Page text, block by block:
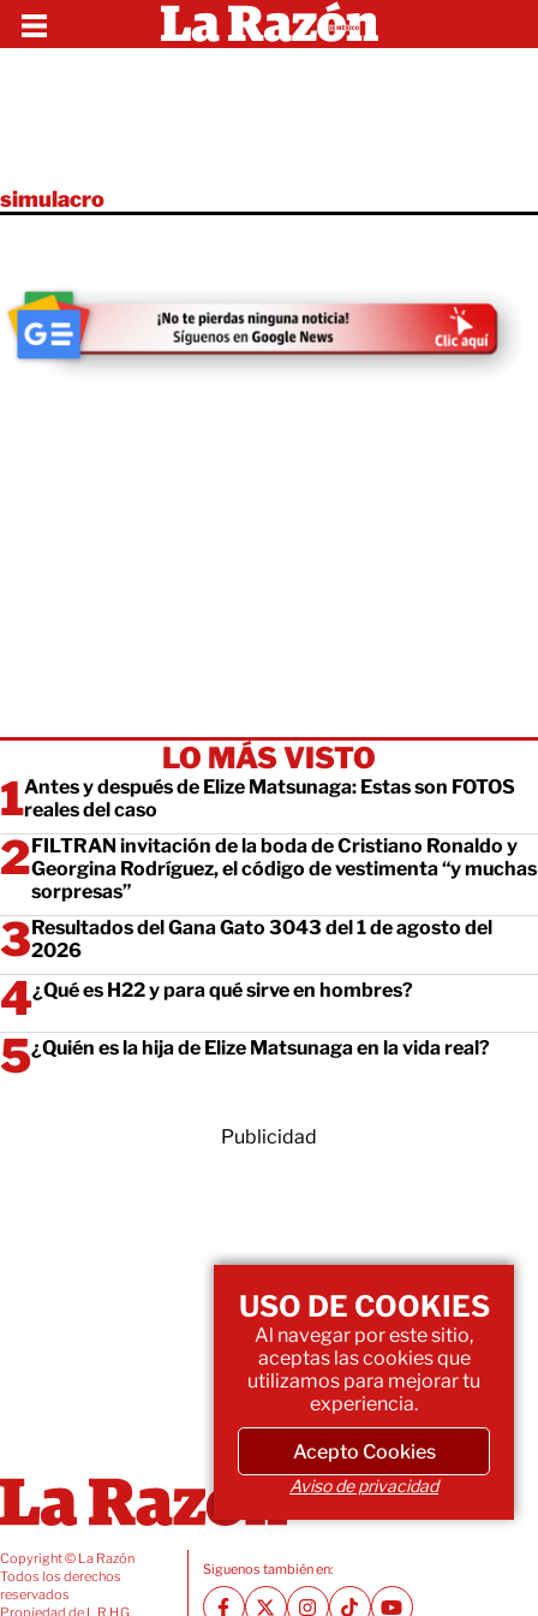
simulacro
LO MÁS VISTO
Antes y después de Elize Matsunaga: Estas son FOTOS
reales del caso
FILTRAN invitación de la boda de Cristiano Ronaldo y
Georgina Rodríguez, el código de vestimenta “y muchas
sorpresas”
Resultados del Gana Gato 3043 del 1 de agosto del
2026
¿Qué es H22 y para qué sirve en hombres?
¿Quién es la hija de Elize Matsunaga en la vida real?
Publicidad
Copyright © La Razón
Todos los derechos
reservados
Propiedad de L.R.H.G.
Siguenos también en:
USO DE COOKIES
Al navegar por este sitio,
aceptas las cookies que
utilizamos para mejorar tu
experiencia.
Acepto Cookies
Aviso de privacidad